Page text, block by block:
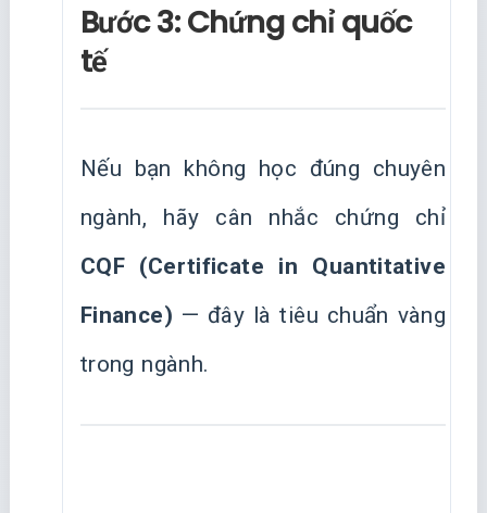
Bước 3: Chứng chỉ quốc
tế
Nếu bạn không học đúng chuyên
ngành, hãy cân nhắc chứng chỉ
CQF (Certificate in Quantitative
Finance) — đây là tiêu chuẩn vàng
trong ngành.